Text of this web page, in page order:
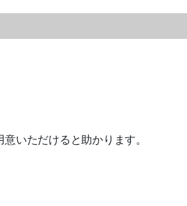
いただけると助かります。